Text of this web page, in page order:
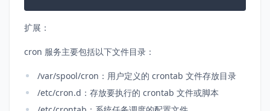
扩展：
cron 服务主要包括以下文件目录：
/var/spool/cron：用户定义的 crontab 文件存放目录
/etc/cron.d：存放要执行的 crontab 文件或脚本